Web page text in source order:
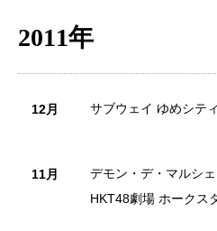
2011年
12月 サブウェイ ゆめシテ
11月
デモン・デ・マルシ
HKT48劇場 ホークス